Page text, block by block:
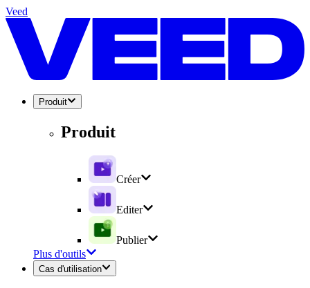
Veed
Produit
Produit
Créer
Editer
Publier
Plus d'outils
Cas d'utilisation